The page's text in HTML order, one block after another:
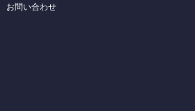
お問い合わせ